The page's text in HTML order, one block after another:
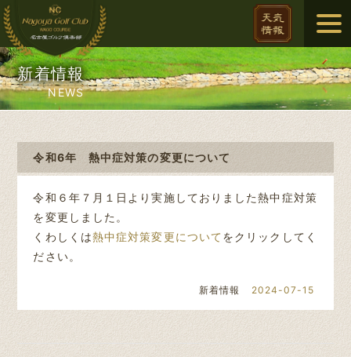
新着情報
NEWS
令和6年 熱中症対策の変更について
令和６年７月１日より実施しておりました熱中症対策
を変更しました。
くわしくは熱中症対策変更について をクリックしてく
ださい。
新着情報 2024-07-15